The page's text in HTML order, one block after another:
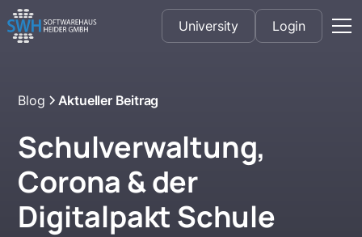
University Login
Blog Aktueller Beitrag
Schulverwaltung,
Corona & der
Digitalpakt Schule